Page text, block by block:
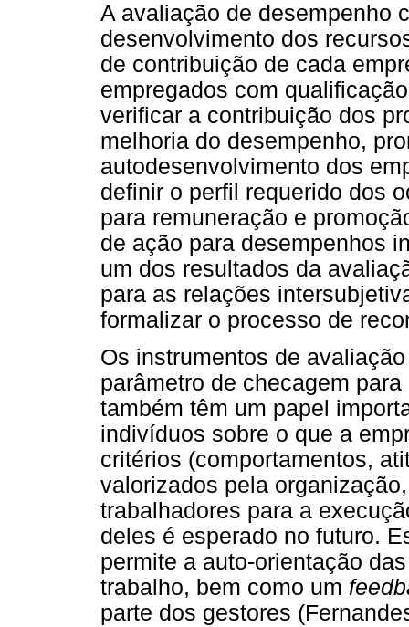
A avaliação de desempenho
desenvolvimento dos
de contribuição de cada
empregados com
verificar a contribuição dos
melhoria do desempenho,
autodesenvolvimento dos
definir o perfil requerido dos
para remuneração e
de ação para desempenhos
um dos resultados da
para as relações
formalizar o processo de
Os instrumentos de
parâmetro de checagem
também têm um papel
indivíduos sobre o que a
critérios (comportamentos,
valorizados pela
trabalhadores para a
deles é esperado no futuro.
permite a auto-orientação
trabalho, bem como um
parte dos gestores